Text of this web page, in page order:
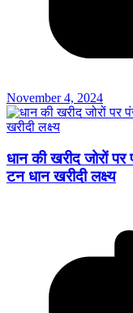
November 4, 2024
धान की खरीद जोरों
टन धान खरीदी लक्ष्य